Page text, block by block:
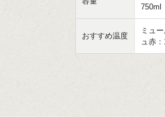
750ml
おすすめ温度
ミュ
ュ赤